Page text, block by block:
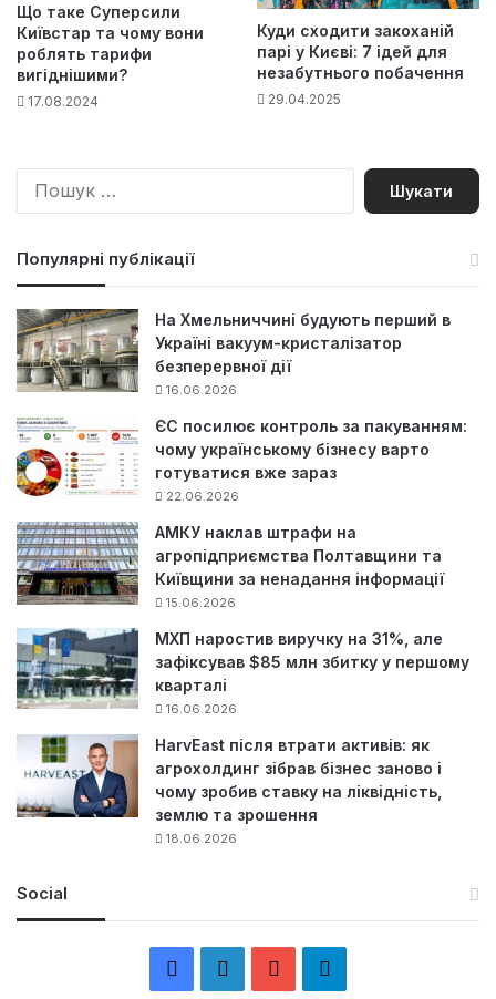
Що таке Суперсили
Київстар та чому вони
роблять тарифи
вигіднішими?
17.08.2024
Куди сходити закоханій
парі у Києві: 7 ідей для
незабутнього побачення
29.04.2025
П
Популярні публікації
На Хмельниччині будують перший в
Україні вакуум-кристалізатор
безперервної дії
16.06.2026
ЄС посилює контроль за пакуванням:
чому українському бізнесу варто
готуватися вже зараз
22.06.2026
АМКУ наклав штрафи на
агропідприємства Полтавщини та
Київщини за ненадання інформації
15.06.2026
МХП наростив виручку на 31%, але
зафіксував $85 млн збитку у першому
кварталі
16.06.2026
HarvEast після втрати активів: як
агрохолдинг зібрав бізнес заново і
чому зробив ставку на ліквідність,
землю та зрошення
18.06.2026
Social